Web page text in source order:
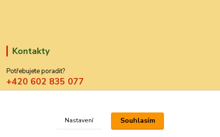
Kontakty
Potřebujete poradit?
+420 602 835 077
Nastavení Souhlasím